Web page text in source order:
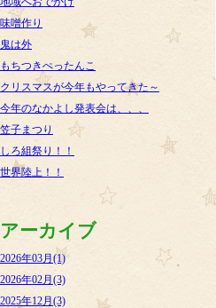
味噌作り
鬼は外
もちつきぺったんこ
クリスマスが今年もやってきた～
今年のなかよし発表会は、、、
笠子まつり
しろ組祭り！！
世界陸上！！
アーカイブ
2026年03月(1)
2026年02月(3)
2025年12月(3)